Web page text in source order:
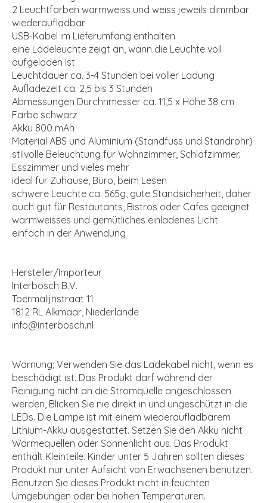
2 Leuchtfarben warmweiss und weiss jeweils dimmbar
wiederaufladbar
USB-Kabel im Lieferumfang enthalten
eine Ladeleuchte zeigt an, wann die Leuchte voll
aufgeladen ist
Leuchtdauer ca. 3-4 Stunden bei voller Ladung
Aufladezeit ca. 2,5 bis 3 Stunden
Abmessungen Durchnmesser ca. 11,5 x Höhe 38 cm
Farbe schwarz
Akku 800 mAh
Material ABS und Aluminium (Standfuss und Standrohr)
stilvolle Beleuchtung für Wohnzimmer, Schlafzimmer.
Esszimmer und vieles mehr
ideal für Zuhause, Büro, beim Lesen
schwere Leuchte ca. 565g, gute Standsicherheit, daher
auch gut für Restautants, Bistros oder Cafes geeignet
warmweisses und gemütliches einladenes Licht
einfach in der Anwendung
Hersteller/Importeur
Interbosch B.V.
Toermalijnstraat 11
1812 RL Alkmaar, Niederlande
info@interbosch.nl
Warnung; Verwenden Sie das Ladekabel nicht, wenn es
beschädigt ist. Das Produkt darf während der
Reinigung nicht an die Stromquelle angeschlossen
werden, Blicken Sie nie direkt in und ungeschützt in die
LEDs. Die Lampe ist mit einem wiederaufladbarem
Lithium-Akku ausgestattet. Setzen Sie den Akku nicht
Wärmequellen oder Sonnenlicht aus. Das Produkt
enthält Kleinteile. Kinder unter 5 Jahren sollten dieses
Produkt nur unter Aufsicht von Erwachsenen benutzen.
Benutzen Sie dieses Produkt nicht in feuchten
Umgebungen oder bei hohen Temperaturen.